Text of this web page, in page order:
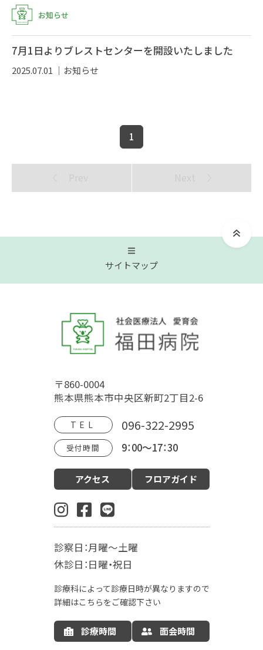
お知らせ
7月1日よりブレストセンターを開設いたしました
2025.07.01 ｜ お知らせ
1
サイトマップ
トップページ
病院概要 福田病院の歴史
HOSPITAL MOVIE
診療案内
婦人科・更年期外来
肛門外科
麻酔科
お産の入院について
お部屋について
お食事について
LDR
MFICU
新生児センター
出産の流れ
出産方法
里帰り出産
病院情報の公開 産後ケア
〒860-0004
熊本県熊本市中央区新町2丁目2-6
TEL 096-322-2995
受付時間 9：00～17：30
アクセス フロアガイド
診察日：月曜～土曜
休診日：日曜・祝日
診療科によって診療日時が異なりますので
詳細はこちらをご確認下さい
診療時間 面会時間